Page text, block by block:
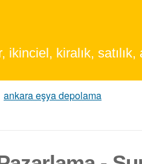
ikinciel, kiralık,
ankara eşya depolama